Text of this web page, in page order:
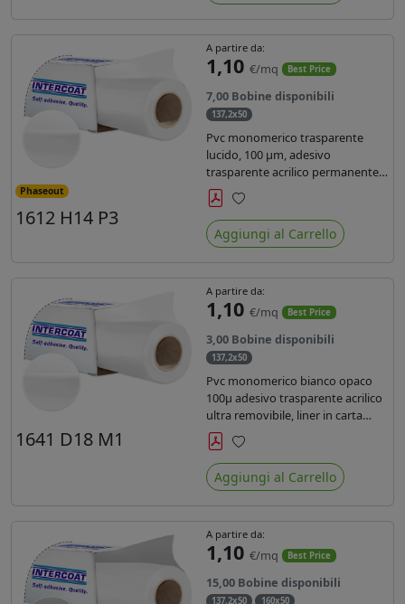
Phaseout
1612 H14 P3
A partire da:
1,10 €/mq Best Price
7,00 Bobine disponibili
137,2x50
Pvc monomerico trasparente
lucido, 100 µm, adesivo
trasparente acrilico permanente
durata 3 anni, liner in carta kraft
monosiliconata da 135 gr, REACH
compliant per stampa con
inchiostri solvente ecosolvente uv
Preferiti
Aggiungi al Carrello
1641 D18 M1
A partire da:
1,10 €/mq Best Price
3,00 Bobine disponibili
137,2x50
Pvc monomerico bianco opaco
100µ adesivo trasparente acrilico
ultra removibile, liner in carta
kraft da 140gr/mq. Durata 3 anni.
Dotato di certificato FR B1 e
conforme alla normativa REACH.
Preferiti
Aggiungi al Carrello
A partire da:
1,10 €/mq Best Price
15,00 Bobine disponibili
137,2x50 160x50